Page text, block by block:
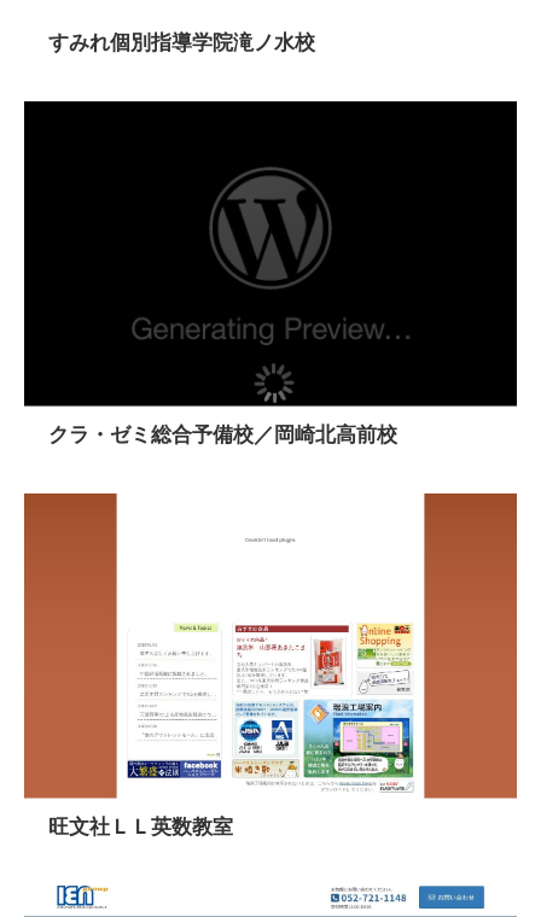
すみれ個別指導学院滝ノ水校
クラ・ゼミ総合予備校／岡崎北高前校
旺文社ＬＬ英数教室